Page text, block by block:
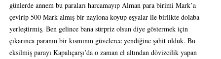
günlerde annem bu paraları harcamayıp Alman para birimi Mark’a
çevirip 500 Mark almış bir naylona koyup eşyalar ile birlikte dolaba
yerleştirmiş. Ben gelince bana sürpriz olsun diye göstermek için
çıkarınca paranın bir kısmının güvelerce yendiğine şahit olduk. Bu
eksilmiş parayı Kapalıçarşı’da o zaman el altından dövizcilik yapan